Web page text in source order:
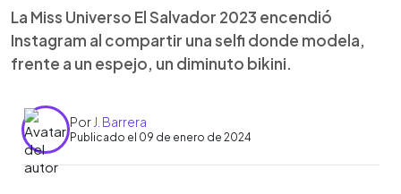
La Miss Universo El Salvador 2023 encendió
Instagram al compartir una selfi donde modela,
frente a un espejo, un diminuto bikini.
Por J. Barrera
Publicado el 09 de enero de 2024